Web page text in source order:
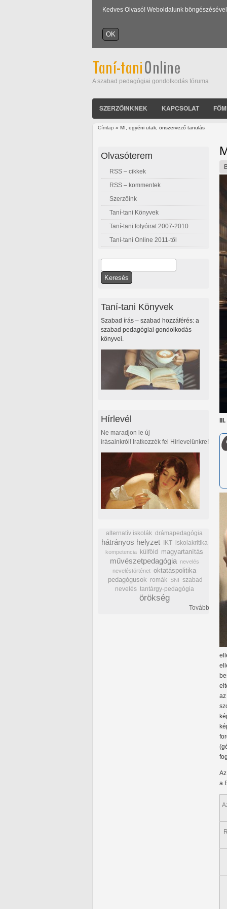
Kedves Olvasó! Weboldalunk
A szabad pedagógiai gondolkodás fóruma
SZERZŐINKNEK KAPCSOLAT
Címlap » MI, egyéni utak, önszervező tanulás
a
Olvasóterem
RSS – cikkek
RSS – kommentek
Szerzőink
Taní-tani Könyvek
Taní-tani folyóirat 2007-2010
Taní-tani Online 2011-től
Keresés űrlap
Taní-tani Könyvek
Szabad írás – szabad hozzáférés: a
szabad pedagógiai gondolkodás
könyvei.
Hírlevél
Ne maradjon le új
írásainkról! Iratkozzék fel Hírlevelünkre!
alternatív iskolák drámapedagógia
hátrányos helyzet IKT iskolakritika
kompetencia külföld magyartanítás
művészetpedagógia
nevelés
neveléstörténet oktatáspolitika
pedagógusok romák SNI szabad
nevelés tantárgy-pedagógia
örökség
Tovább